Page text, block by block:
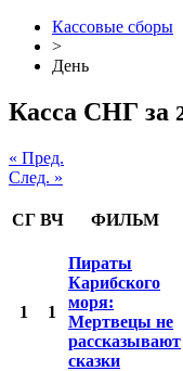
Кассовые сборы
>
День
Касса СНГ за
« Пред.
След. »
СГ ВЧ ФИЛЬМ
1 1
Пираты
Карибского
моря:
Мертвецы не
рассказывают
сказки